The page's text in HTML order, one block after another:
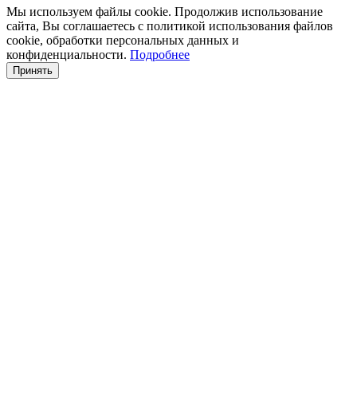
Мы используем файлы cookie. Продолжив использование
сайта, Вы соглашаетесь с политикой использования файлов
cookie, обработки персональных данных и
конфиденциальности. Подробнее
Принять